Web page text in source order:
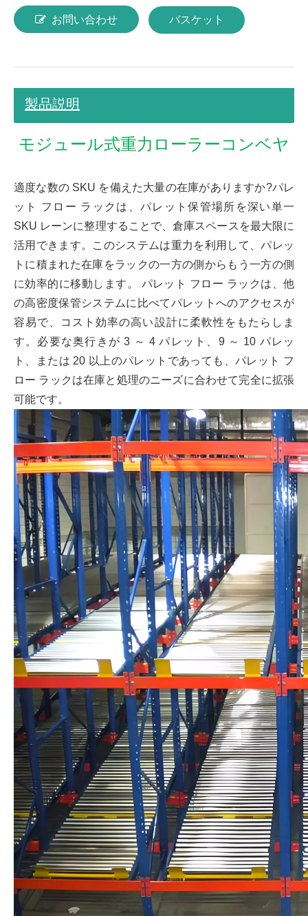
お問い合わせ バスケット
製品説明
モジュール式重力ローラーコンベヤ
適度な数の SKU を備えた大量の在庫がありますか?パレ
ット フロー ラックは、パレット保管場所を深い単一
SKU レーンに整理することで、倉庫スペースを最大限に
活用できます。このシステムは重力を利用して、パレッ
トに積まれた在庫をラックの一方の側からもう一方の側
に効率的に移動します。 パレット フロー ラックは、他
の高密度保管システムに比べてパレットへのアクセスが
容易で、コスト効率の高い設計に柔軟性をもたらしま
す。必要な奥行きが 3 ～ 4 パレット、9 ～ 10 パレッ
ト、または 20 以上のパレットであっても、パレット フ
ロー ラックは在庫と処理のニーズに合わせて完全に拡張
可能です。